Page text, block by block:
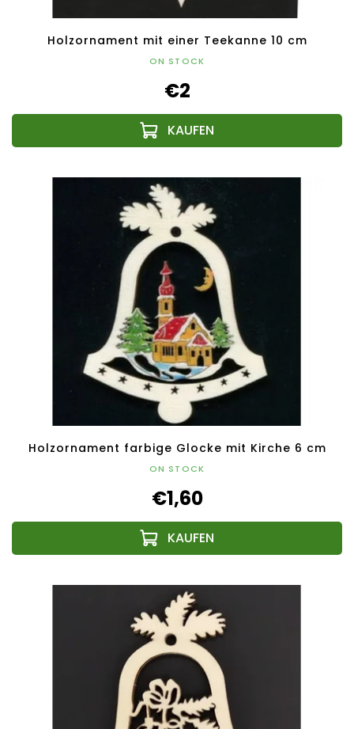
Holzornament mit einer Teekanne 10 cm
ON STOCK
€2
Holzornament farbige Glocke mit Kirche 6 cm
ON STOCK
€1,60